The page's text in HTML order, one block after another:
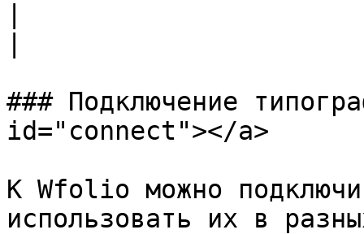
### Подключение
id="connect"></a>
К Wfolio можно
использовать их в